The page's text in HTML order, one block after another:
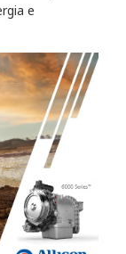
e